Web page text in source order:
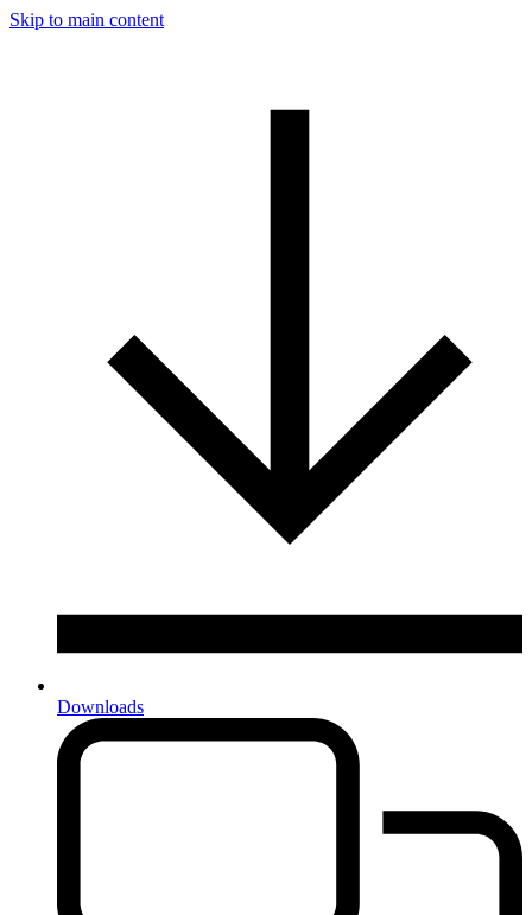
Skip to main content
Downloads